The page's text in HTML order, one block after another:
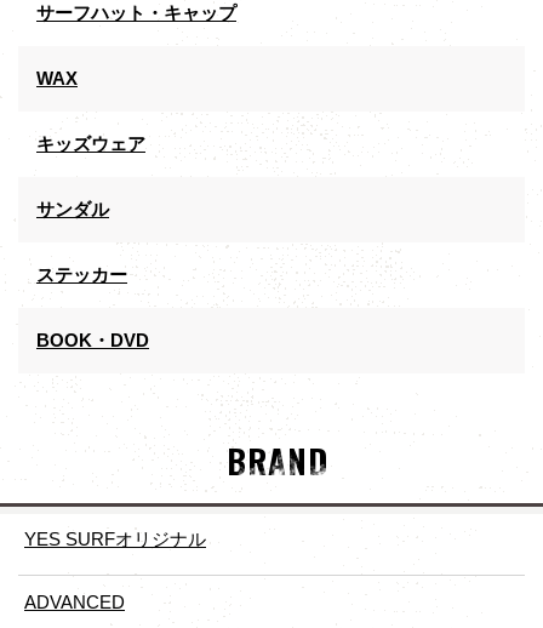
サーフハット・キャップ
WAX
キッズウェア
サンダル
ステッカー
BOOK・DVD
BRAND
YES SURFオリジナル
ADVANCED